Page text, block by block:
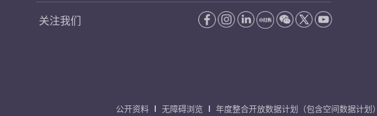
关注我们
公开资料 无障碍浏览 年度整合开放数据计划（包含空间数据计划）